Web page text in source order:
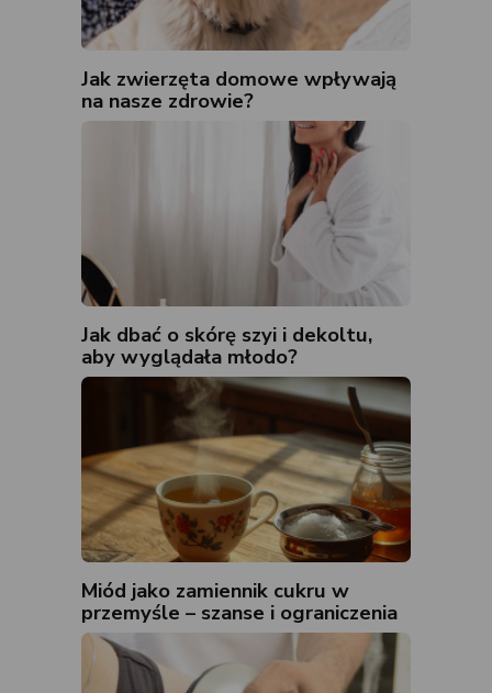
Jak zwierzęta domowe wpływają
na nasze zdrowie?
Jak dbać o skórę szyi i dekoltu,
aby wyglądała młodo?
Miód jako zamiennik cukru w
przemyśle – szanse i ograniczenia